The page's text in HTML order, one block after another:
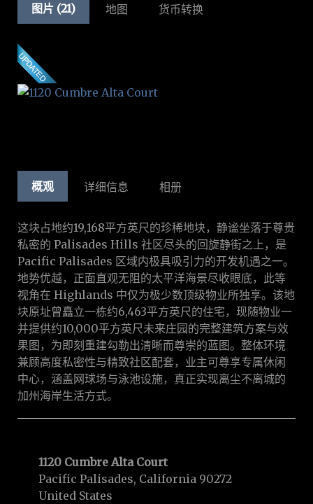
图片 (21) 地图 货币转换
概观 详细信息 相册
这块占地约19,168平方英尺的珍稀地块，静谧坐落于尊贵
私密的 Palisades Hills 社区尽头的回旋静街之上，是
Pacific Palisades 区域内极具吸引力的开发机遇之一。
地势优越，正面直观无阻的太平洋海景尽收眼底，此等
视角在 Highlands 中仅为极少数顶级物业所独享。该地
块原址曾矗立一栋约6,463平方英尺的住宅，现随物业一
并提供约10,000平方英尺未来庄园的完整建筑方案与效
果图，为即刻重建勾勒出清晰而尊崇的蓝图。整体环境
兼顾高度私密性与精致社区配套，业主可尊享专属休闲
中心，涵盖网球场与泳池设施，真正实现离尘不离城的
加州海岸生活方式。
1120 Cumbre Alta Court
Pacific Palisades, California 90272
United States